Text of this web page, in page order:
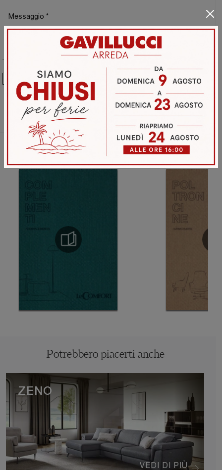
Sfoglia i cataloghi
Ho preso visione della Privacy Policy
Potrebbero piacerti anche
VEDI DI PIÙ
ZENO